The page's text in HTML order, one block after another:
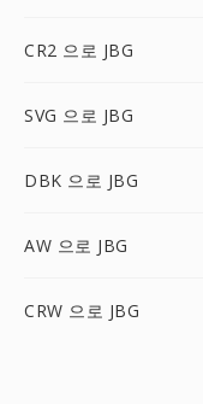
CR2 으로 JBG
SVG 으로 JBG
DBK 으로 JBG
AW 으로 JBG
CRW 으로 JBG